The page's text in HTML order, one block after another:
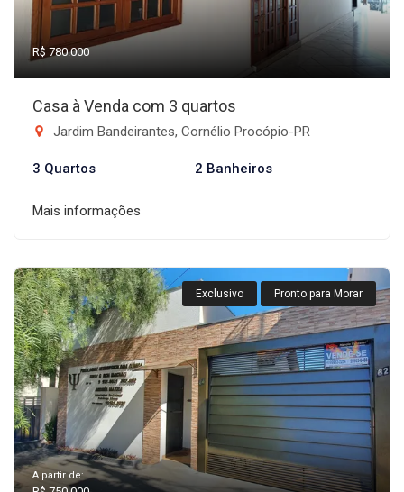
R$ 780.000
Casa à Venda com 3 quartos
Jardim Bandeirantes, Cornélio Procópio-PR
3 Quartos 2 Banheiros
Mais informações
Exclusivo Pronto para Morar
A partir de: